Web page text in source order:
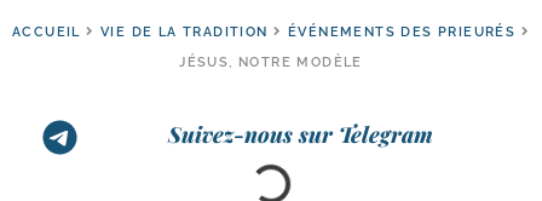
ACCUEIL VIE DE LA TRADITION
ÉVÉNEMENTS DES PRIEURÉS
JÉSUS, NOTRE MODÈLE
Suivez-nous sur Telegram